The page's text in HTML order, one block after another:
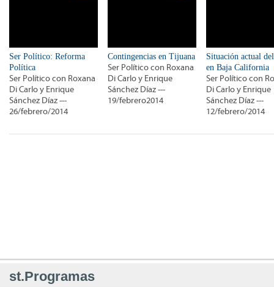
Ser Político: Reforma
Política
Ser Político con Roxana
Di Carlo y Enrique
Sánchez Díaz ---
26/febrero/2014
Contingencias en Tijuana
Ser Político con Roxana
Di Carlo y Enrique
Sánchez Díaz ---
19/febrero2014
Situación actual
en Baja California
Ser Político con
Di Carlo y Enrique
Sánchez Díaz ---
12/febrero/2014
st.Programas